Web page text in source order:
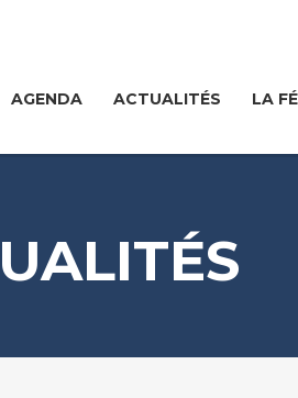
AGENDA ACTUALITÉS LA